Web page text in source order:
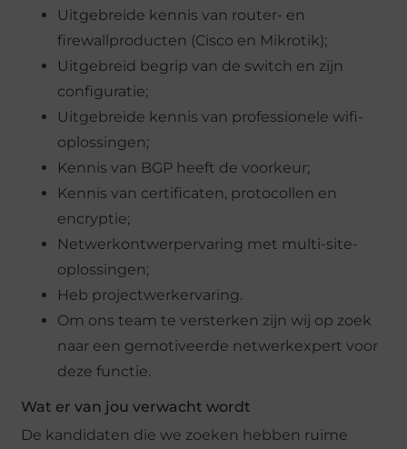
Uitgebreide kennis van router- en
firewallproducten (Cisco en Mikrotik);
Uitgebreid begrip van de switch en zijn
configuratie;
Uitgebreide kennis van professionele wifi-
oplossingen;
Kennis van BGP heeft de voorkeur;
Kennis van certificaten, protocollen en
encryptie;
Netwerkontwerpervaring met multi-site-
oplossingen;
Heb projectwerkervaring.
Om ons team te versterken zijn wij op zoek
naar een gemotiveerde netwerkexpert voor
deze functie.
Wat er van jou verwacht wordt
De kandidaten die we zoeken hebben ruime